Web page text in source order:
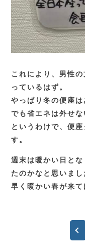
これにより、男性
っているはず。
やっぱり冬の便座は
でも省エネは外せな
というわけで、便
す。
週末は暖かい日と
たのかなと思いまし
早く暖かい春が来て